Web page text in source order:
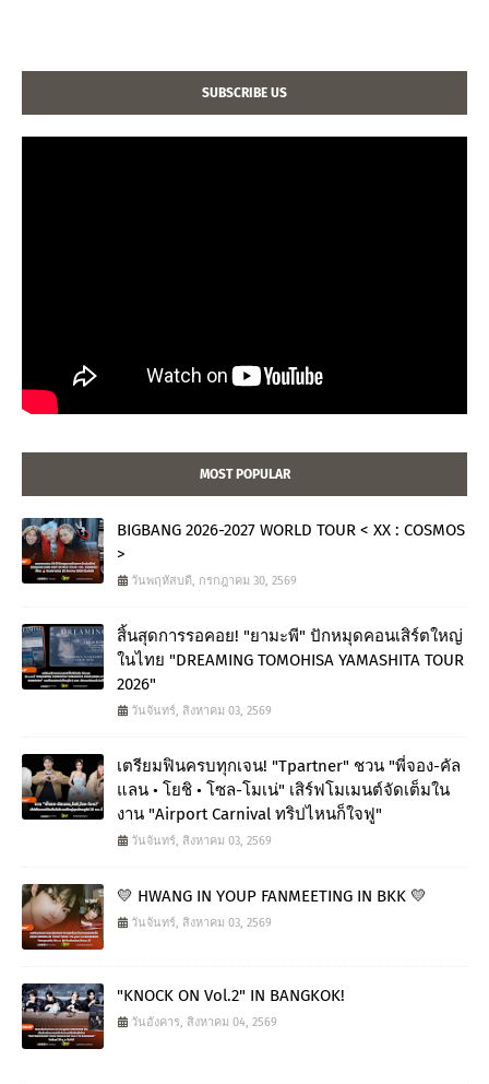
SUBSCRIBE US
MOST POPULAR
BIGBANG 2026-2027 WORLD TOUR < XX : COSMOS
>
วันพฤหัสบดี, กรกฎาคม 30, 2569
สิ้นสุดการรอคอย! "ยามะพี" ปักหมุดคอนเสิร์ตใหญ่
ในไทย "DREAMING TOMOHISA YAMASHITA TOUR
2026"
วันจันทร์, สิงหาคม 03, 2569
เตรียมฟินครบทุกเจน! "Tpartner" ชวน "พี่จอง-คัล
แลน • โยชิ • โซล-โมเน่" เสิร์ฟโมเมนต์จัดเต็มใน
งาน "Airport Carnival ทริปไหนก็ใจฟู"
วันจันทร์, สิงหาคม 03, 2569
💛 HWANG IN YOUP FANMEETING IN BKK 💛
วันจันทร์, สิงหาคม 03, 2569
"KNOCK ON Vol.2" IN BANGKOK!
วันอังคาร, สิงหาคม 04, 2569